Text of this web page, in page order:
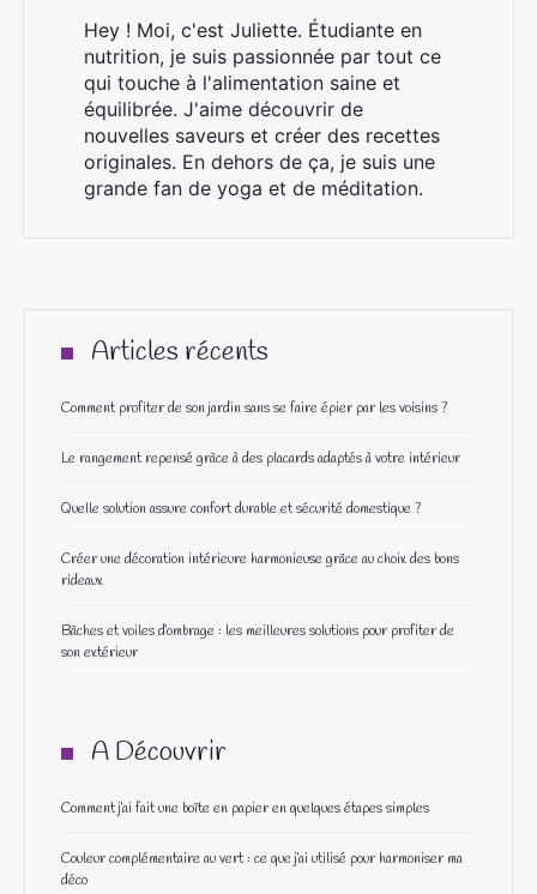
Hey ! Moi, c'est Juliette. Étudiante en
nutrition, je suis passionnée par tout ce
qui touche à l'alimentation saine et
équilibrée. J'aime découvrir de
nouvelles saveurs et créer des recettes
originales. En dehors de ça, je suis une
grande fan de yoga et de méditation.
Articles récents
Comment profiter de son jardin sans se faire épier par les voisins ?
Le rangement repensé grâce à des placards adaptés à votre intérieur
Quelle solution assure confort durable et sécurité domestique ?
Créer une décoration intérieure harmonieuse grâce au choix des bons
rideaux
Bâches et voiles d’ombrage : les meilleures solutions pour profiter de
son extérieur
A Découvrir
Comment j’ai fait une boîte en papier en quelques étapes simples
Couleur complémentaire au vert : ce que j’ai utilisé pour harmoniser ma
déco